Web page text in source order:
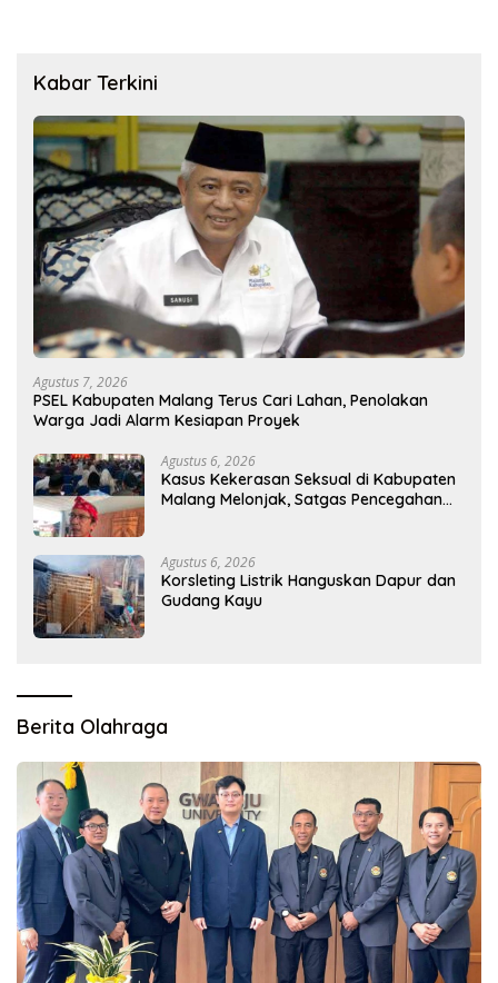
Kabar Terkini
Agustus 7, 2026
PSEL Kabupaten Malang Terus Cari Lahan, Penolakan
Warga Jadi Alarm Kesiapan Proyek
Agustus 6, 2026
Kasus Kekerasan Seksual di Kabupaten
Malang Melonjak, Satgas Pencegahan
Agustus 6, 2026
Korsleting Listrik Hanguskan Dapur dan
Gudang Kayu
Berita Olahraga